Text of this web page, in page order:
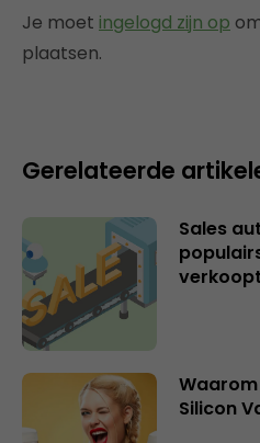
Je moet ingelogd zijn op
plaatsen.
Gerelateerde
Sales
Silicon